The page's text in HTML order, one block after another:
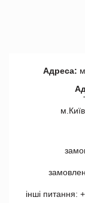
Адреса:
інші питання: